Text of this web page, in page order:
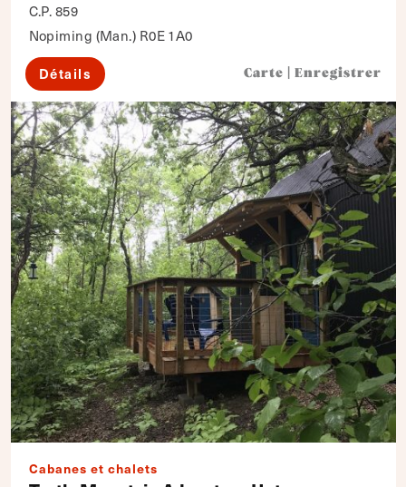
C.P. 859
Nopiming (Man.) R0E 1A0
Détails Carte Enregistrer
Cabanes et chalets